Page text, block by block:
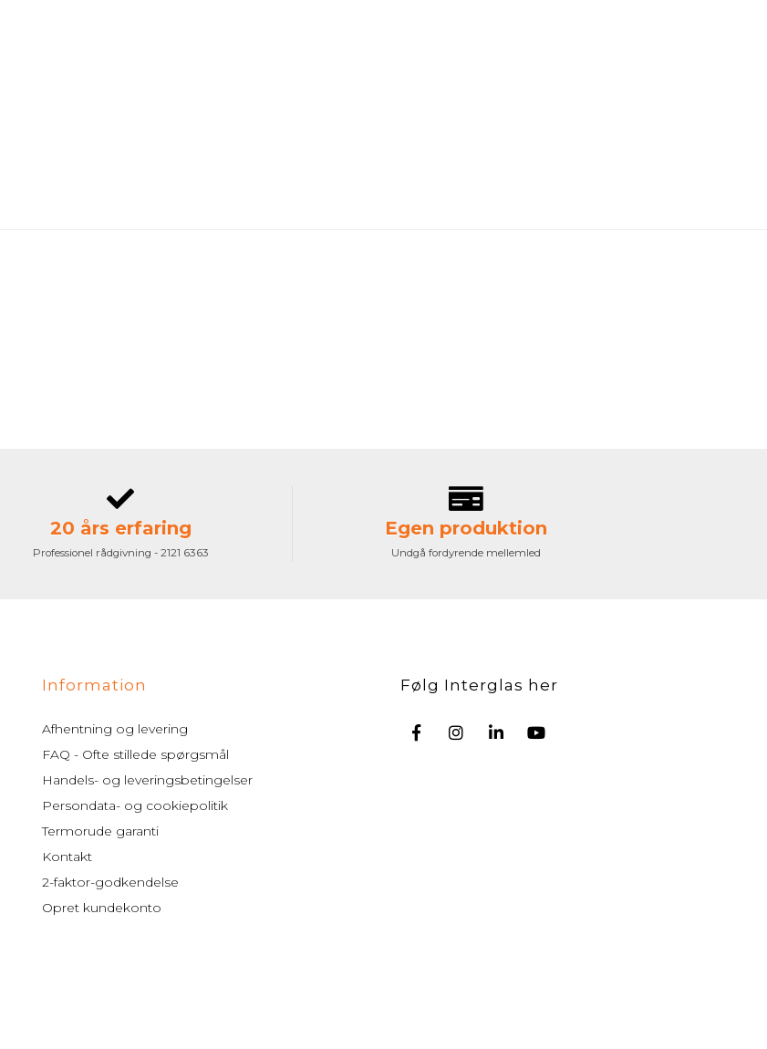
20 års erfaring
Professionel rådgivning - 2121 6363
Egen produktion
Undgå fordyrende mellemled
Information
Afhentning og levering
FAQ - Ofte stillede spørgsmål
Handels- og leveringsbetingelser
Persondata- og cookiepolitik
Termorude garanti
Kontakt
2-faktor-godkendelse
Opret kundekonto
Følg Interglas her